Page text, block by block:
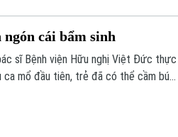
cái bẩm sinh
sĩ Bệnh viện Hữu nghị Việt Đức thực
ca mổ đầu tiên, trẻ đã có thể cầm bút,